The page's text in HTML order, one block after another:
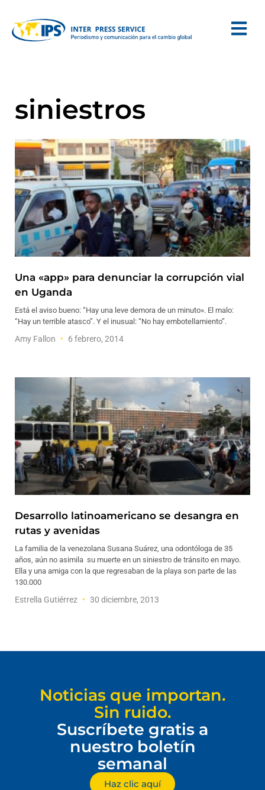
siniestros
Una «app» para denunciar la corrupción vial
en Uganda
Está el aviso bueno: “Hay una leve demora de un minuto». El malo:
“Hay un terrible atasco”. Y el inusual: “No hay embotellamiento”.
Amy Fallon 6 febrero, 2014
Desarrollo latinoamericano se desangra en
rutas y avenidas
La familia de la venezolana Susana Suárez, una odontóloga de 35
años, aún no asimila su muerte en un siniestro de tránsito en mayo.
Ella y una amiga con la que regresaban de la playa son parte de las
130.000
Estrella Gutiérrez 30 diciembre, 2013
Noticias que importan.
Sin ruido.
Suscríbete gratis a
nuestro boletín
semanal
Haz clic aquí